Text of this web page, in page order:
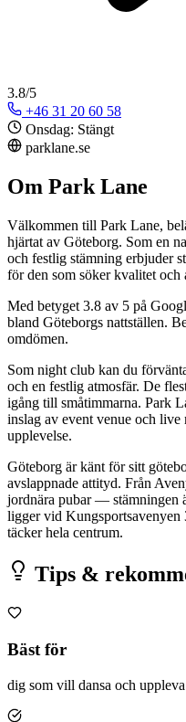
3.8/5
+46 31 20 60 58
Onsdag: Stängt
parklane.se
Om Park Lane
Välkommen till Park Lane,
hjärtat av Göteborg. Som en
och festlig stämning erbjuder
för den som söker kvalitet och
Med betyget 3.8 av 5 på
bland Göteborgs nattställen.
omdömen.
Som night club kan du
och en festlig atmosfär. De
igång till småtimmarna. Park
inslag av event venue och
upplevelse.
Göteborg är känt för sitt
avslappnade attityd. Från
jordnära pubar — stämningen
ligger vid Kungsportsavenyen
täcker hela centrum.
Tips &
Bäst för
dig som vill dansa och